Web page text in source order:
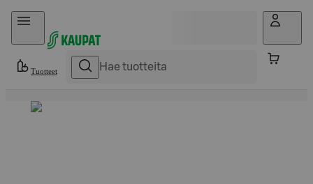
Hyppää sisältöön
Tuotteet